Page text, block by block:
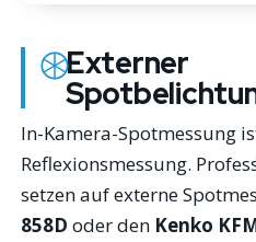
Externer
In-Kamera-Spotmessung
Reflexionsmessung.
setzen auf externe
858D oder den Kenko